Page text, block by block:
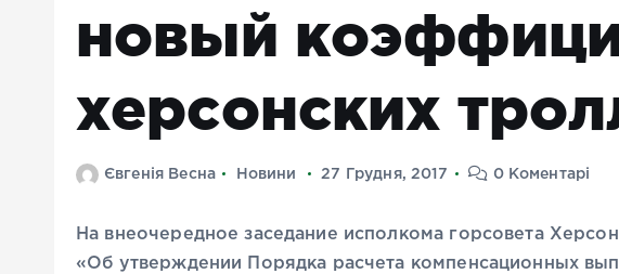
новый
херсонских
Євгенія Весна Новини 27 Грудня, 2017 0 Коментарі
На внеочередное заседание исполкома горсовета
«Об утверждении Порядка расчета компенсационных